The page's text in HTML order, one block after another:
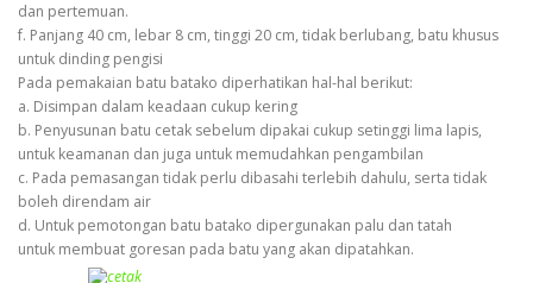
dan pertemuan.
f. Panjang 40 cm, lebar 8 cm, tinggi 20 cm, tidak berlubang, batu khusus
untuk dinding pengisi
Pada pemakaian batu batako diperhatikan hal-hal berikut:
a. Disimpan dalam keadaan cukup kering
b. Penyusunan batu cetak sebelum dipakai cukup setinggi lima lapis,
untuk keamanan dan juga untuk memudahkan pengambilan
c. Pada pemasangan tidak perlu dibasahi terlebih dahulu, serta tidak
boleh direndam air
d. Untuk pemotongan batu batako dipergunakan palu dan tatah
untuk membuat goresan pada batu yang akan dipatahkan.